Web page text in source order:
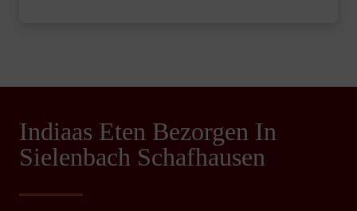
Indiaas Eten Bezorgen In
Sielenbach Schafhausen